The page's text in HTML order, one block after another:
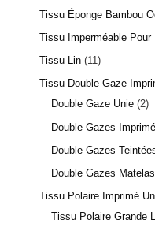
Tissu Éponge Bambou
Tissu Imperméable Pour
Tissu Lin 11
Tissu Double Gaze
Double Gaze Unie 2
Double Gazes
Double Gazes
Double Gazes
Tissu Polaire Imprimé
Tissu Polaire Grande